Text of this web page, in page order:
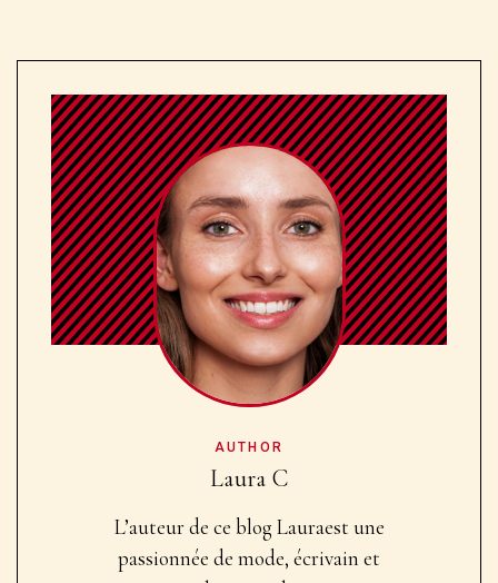
AUTHOR
Laura C
L’auteur de ce blog Lauraest une
passionnée de mode, écrivain et